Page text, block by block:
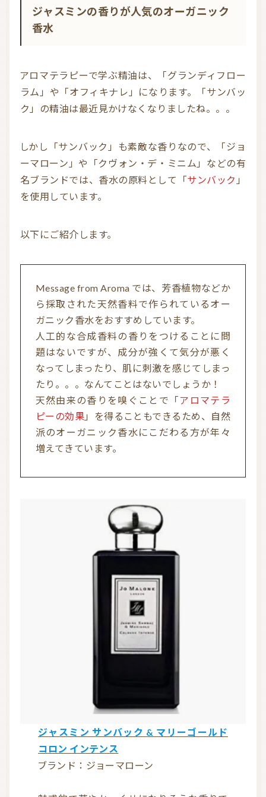
ジャスミンの香りが人気のオーガニック
香水
アロマテラピーで学ぶ精油は、「グランディフロー
ラム」や「オフィキナレ」になります。「サンバッ
ク」の精油は最近見かけなくなりましたね。。。
しかし「サンバック」も素敵な香りなので、「ジョ
ーマローン」や「クヴォン・デ・ミニム」などの有
名ブランドでは、香水の原料として「サンバック 」
を使用しています。
以下にご紹介します。
Message from Aroma では、芳香植物などか
ら採取された天然香料で作られているオー
ガニック香水をおすすめしています。
人工的な合成香料の香りをつけることに問
題はないですが、成分が強くて気分が悪く
なってしまったり、肌に刺激を感じてしまっ
たり。。。なんてことはないでしょうか！
天然由来の香りを嗅ぐことで「アロマテラ
ピーの効果 」を得ることもできるため、自然
派のオーガニック香水にこだわる方が年々
増えてきています。
ジャスミン サンバック & マリーゴールド
コロン インテンス
ブランド：ジョーマローン